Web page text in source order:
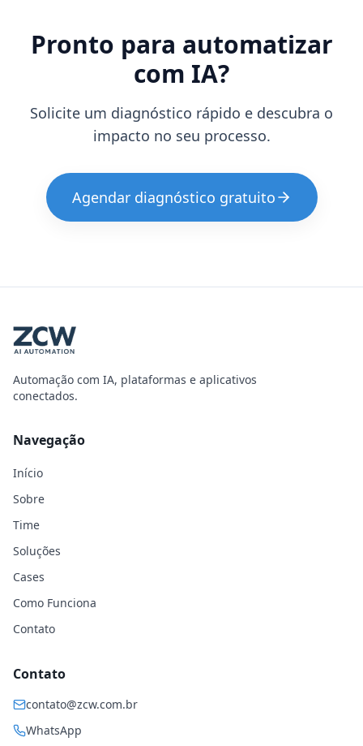
Pronto para automatizar
com IA?
Solicite um diagnóstico rápido e descubra o
impacto no seu processo.
Agendar diagnóstico gratuito
Automação com IA, plataformas e aplicativos
conectados.
Navegação
Início
Sobre
Time
Soluções
Cases
Como Funciona
Contato
Contato
contato@zcw.com.br
WhatsApp